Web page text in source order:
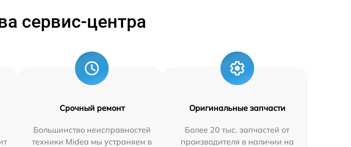
сервис-центра
Срочный ремонт
Большинство неисправностей
техники Midea мы устраняем в
Оригинальные запчасти
Более 20 тыс. запчастей от
производителя в наличии на